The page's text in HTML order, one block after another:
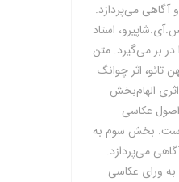
آگاهی می‌پردازد.
استاد
در بر می‌گیرد. متن
تائو، اثر چوانگ
الهام‌بخش
عکاسی
است. بخش سوم به
می‌پردازد.
ورای عکاسی